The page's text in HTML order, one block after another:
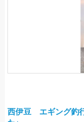
西伊豆 エギング釣